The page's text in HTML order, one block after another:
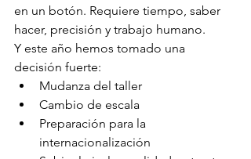
en un botón. Requiere tiempo, saber
hacer, precisión y trabajo humano.
Y este año hemos tomado una
decisión fuerte:
Mudanza del taller
Cambio de escala
Preparación para la
internacionalización